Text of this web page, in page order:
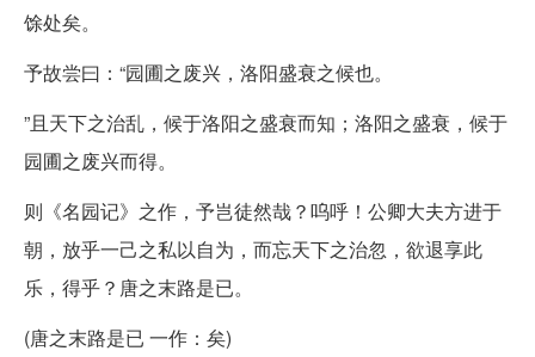
馀处矣。
予故尝曰：“园圃之废兴，洛阳盛衰之候也。
”且天下之治乱，候于洛阳之盛衰而知；洛阳之盛衰，候于
园圃之废兴而得。
则《名园记》之作，予岂徒然哉？呜呼！公卿大夫方进于
朝，放乎一己之私以自为，而忘天下之治忽，欲退享此
乐，得乎？唐之末路是已。
(唐之末路是已 一作：矣)